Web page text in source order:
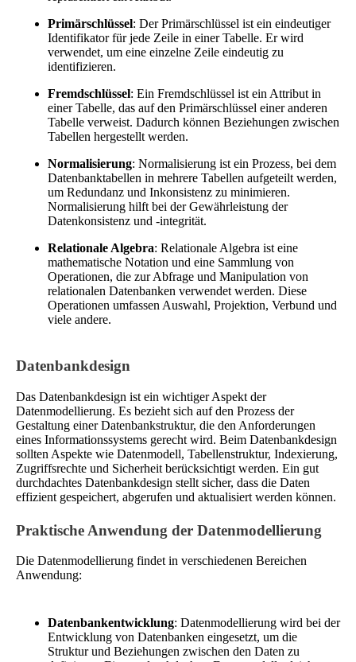
Primärschlüssel: Der Primärschlüssel ist ein eindeutiger
Identifikator für jede Zeile in einer Tabelle. Er wird
verwendet, um eine einzelne Zeile eindeutig zu
identifizieren.
Fremdschlüssel: Ein Fremdschlüssel ist ein Attribut in
einer Tabelle, das auf den Primärschlüssel einer anderen
Tabelle verweist. Dadurch können Beziehungen zwischen
Tabellen hergestellt werden.
Normalisierung: Normalisierung ist ein Prozess, bei dem
Datenbanktabellen in mehrere Tabellen aufgeteilt werden,
um Redundanz und Inkonsistenz zu minimieren.
Normalisierung hilft bei der Gewährleistung der
Datenkonsistenz und -integrität.
Relationale Algebra: Relationale Algebra ist eine
mathematische Notation und eine Sammlung von
Operationen, die zur Abfrage und Manipulation von
relationalen Datenbanken verwendet werden. Diese
Operationen umfassen Auswahl, Projektion, Verbund und
viele andere.
Datenbankdesign
Das Datenbankdesign ist ein wichtiger Aspekt der
Datenmodellierung. Es bezieht sich auf den Prozess der
Gestaltung einer Datenbankstruktur, die den Anforderungen
eines Informationssystems gerecht wird. Beim Datenbankdesign
sollten Aspekte wie Datenmodell, Tabellenstruktur, Indexierung,
Zugriffsrechte und Sicherheit berücksichtigt werden. Ein gut
durchdachtes Datenbankdesign stellt sicher, dass die Daten
effizient gespeichert, abgerufen und aktualisiert werden können.
Praktische Anwendung der Datenmodellierung
Die Datenmodellierung findet in verschiedenen Bereichen
Anwendung:
Datenbankentwicklung: Datenmodellierung wird bei der
Entwicklung von Datenbanken eingesetzt, um die
Struktur und Beziehungen zwischen den Daten zu